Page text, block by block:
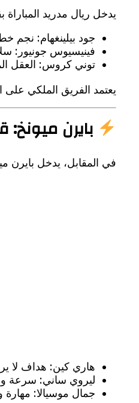
يدخل ريال مدريد
جود بيلينغهام: نجم
فينيسيوس جونيور:
توني كروس: العقل
يعتمد الفريق الملكي
بايرن
في المقابل، يدخل بايرن
هاري كين: هداف لا
ليروي ساني: سرعة
جمال موسيالا: